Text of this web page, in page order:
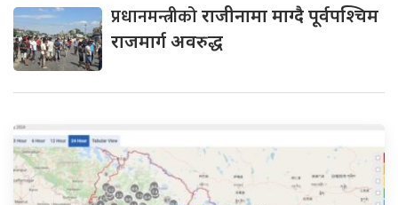
प्रधानमन्त्रीकोराजीनामा माग्दै पूर्वपश्चिम
राजमार्ग अवरुद्ध